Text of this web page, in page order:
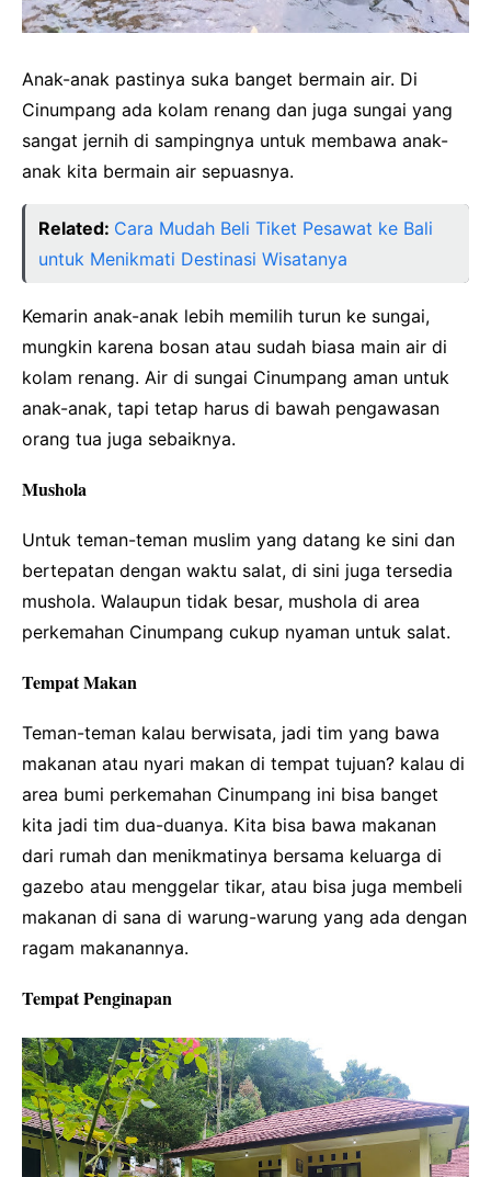
Anak-anak pastinya suka banget bermain air. Di
Cinumpang ada kolam renang dan juga sungai yang
sangat jernih di sampingnya untuk membawa anak-
anak kita bermain air sepuasnya.
Related: Cara Mudah Beli Tiket Pesawat ke Bali
untuk Menikmati Destinasi Wisatanya
Kemarin anak-anak lebih memilih turun ke sungai,
mungkin karena bosan atau sudah biasa main air di
kolam renang. Air di sungai Cinumpang aman untuk
anak-anak, tapi tetap harus di bawah pengawasan
orang tua juga sebaiknya.
Mushola
Untuk teman-teman muslim yang datang ke sini dan
bertepatan dengan waktu salat, di sini juga tersedia
mushola. Walaupun tidak besar, mushola di area
perkemahan Cinumpang cukup nyaman untuk salat.
Tempat Makan
Teman-teman kalau berwisata, jadi tim yang bawa
makanan atau nyari makan di tempat tujuan? kalau di
area bumi perkemahan Cinumpang ini bisa banget
kita jadi tim dua-duanya. Kita bisa bawa makanan
dari rumah dan menikmatinya bersama keluarga di
gazebo atau menggelar tikar, atau bisa juga membeli
makanan di sana di warung-warung yang ada dengan
ragam makanannya.
Tempat Penginapan